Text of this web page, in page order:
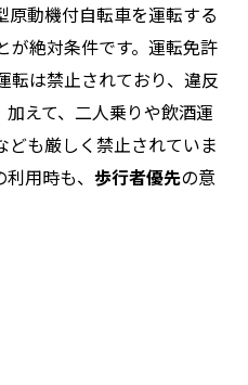
動機付自転車を運転する
が絶対条件です。運転免許
転は禁止されており、違反
えて、二人乗りや飲酒運
も厳しく禁止されていま
用時も、 歩行者優先の意